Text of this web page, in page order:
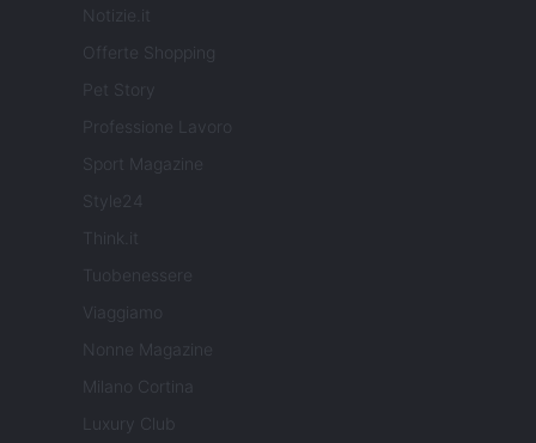
Notizie.it
Offerte Shopping
Pet Story
Professione Lavoro
Sport Magazine
Style24
Think.it
Tuobenessere
Viaggiamo
Nonne Magazine
Milano Cortina
Luxury Club